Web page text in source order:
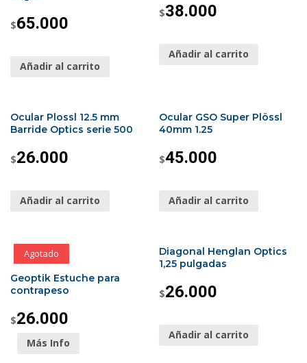
$65.000
Añadir al carrito
$38.000
Añadir al carrito
Ocular Plossl 12.5 mm
Barride Optics serie 500
$26.000
Añadir al carrito
Ocular GSO Super Plössl
40mm 1.25
$45.000
Añadir al carrito
Agotado
Geoptik Estuche para
contrapeso
$26.000
Más Info
Diagonal Henglan Optics
1,25 pulgadas
$26.000
Añadir al carrito